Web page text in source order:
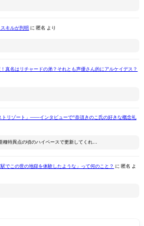
キルが判明 に 匿名 より
真名はリチャードの弟？それとも声優さん的にアルケイデス？
トリゾート」――インタビューで“奈須きのこ氏の好きな概念礼
種特異点の頃のハイペースで更新してくれ…
でこの世の地獄を体験したような」って何のこと？ に匿名 よ